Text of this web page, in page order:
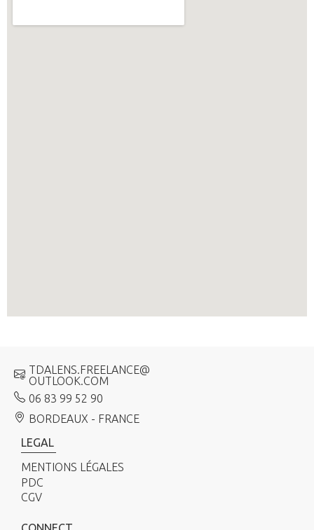
TDALENS.FREELANCE@
OUTLOOK.COM
06 83 99 52 90
BORDEAUX - FRANCE
LEGAL
MENTIONS LÉGALES
PDC
CGV